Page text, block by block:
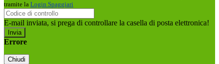
tramite la Login Spaggiari
E-mail inviata, si prega di controllare la casella di posta elettronica!
Errore
Chiudi